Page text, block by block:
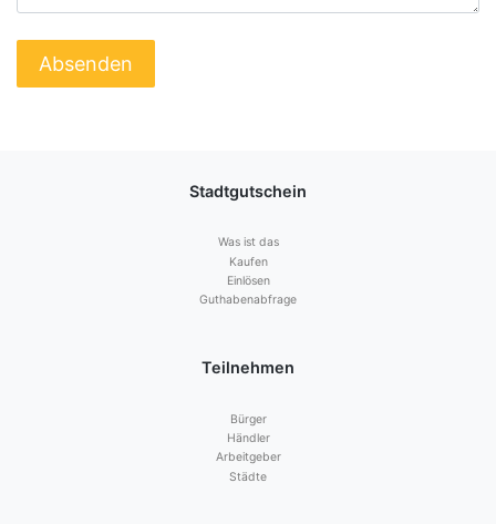
Stadtgutschein
Was ist das
Kaufen
Einlösen
Guthabenabfrage
Teilnehmen
Bürger
Händler
Arbeitgeber
Städte